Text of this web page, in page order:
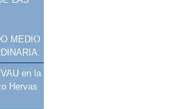
MEDIO
en la
Hervas